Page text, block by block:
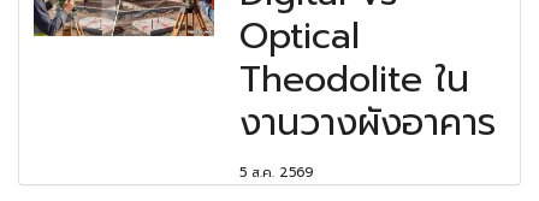
Optical
Theodolite ใน
งานวางผังอาคาร
5 ส.ค. 2569